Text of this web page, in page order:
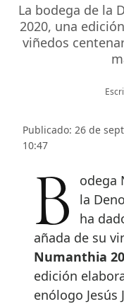
La bodega de la
2020, una
viñedos
Publicado: 26 de
10:47
Bodega Numanthia, referente de
la
ha
añada de su
Numanthia
edición
enólogo Jesús